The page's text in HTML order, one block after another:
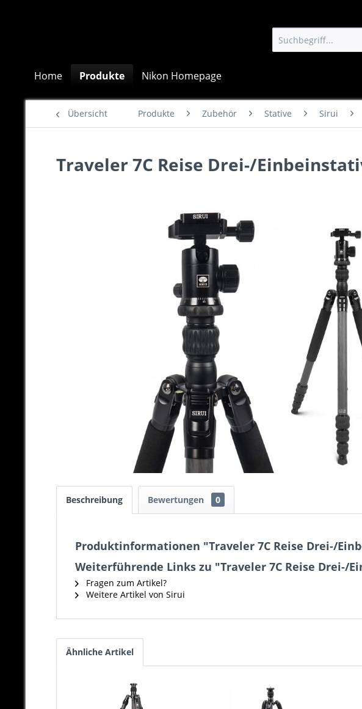
Home Produkte Nikon Homepage
Übersicht Produkte Zubehör Stative Sirui
Traveler 7C Reise Drei-/
Beschreibung Bewertungen 0
Produktinformationen "Traveler 7C Reise Drei-/
Weiterführende Links zu "Traveler 7C Reise Drei-/
Fragen zum Artikel?
Weitere Artikel von Sirui
Ähnliche Artikel